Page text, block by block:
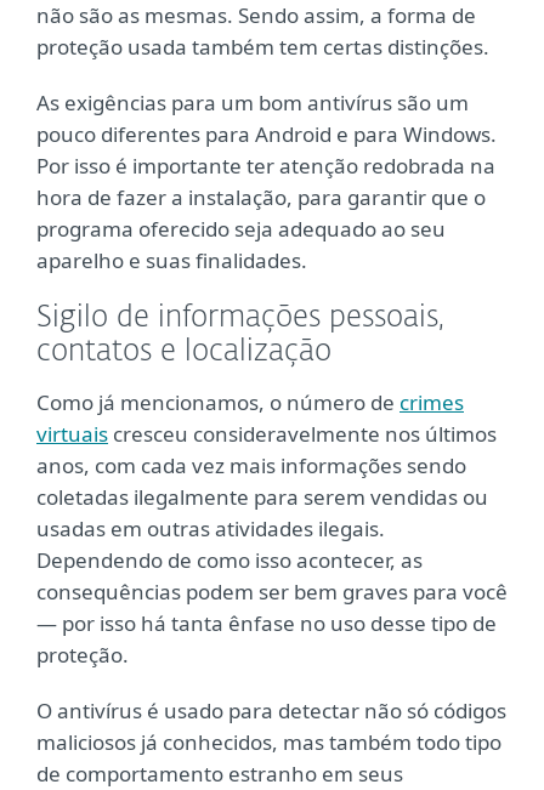
não são as mesmas. Sendo assim, a forma de
proteção usada também tem certas distinções.
As exigências para um bom antivírus são um
pouco diferentes para Android e para Windows.
Por isso é importante ter atenção redobrada na
hora de fazer a instalação, para garantir que o
programa oferecido seja adequado ao seu
aparelho e suas finalidades.
Sigilo de informações pessoais,
contatos e localização
Como já mencionamos, o número de crimes
virtuais cresceu consideravelmente nos últimos
anos, com cada vez mais informações sendo
coletadas ilegalmente para serem vendidas ou
usadas em outras atividades ilegais.
Dependendo de como isso acontecer, as
consequências podem ser bem graves para você
— por isso há tanta ênfase no uso desse tipo de
proteção.
O antivírus é usado para detectar não só códigos
maliciosos já conhecidos, mas também todo tipo
de comportamento estranho em seus